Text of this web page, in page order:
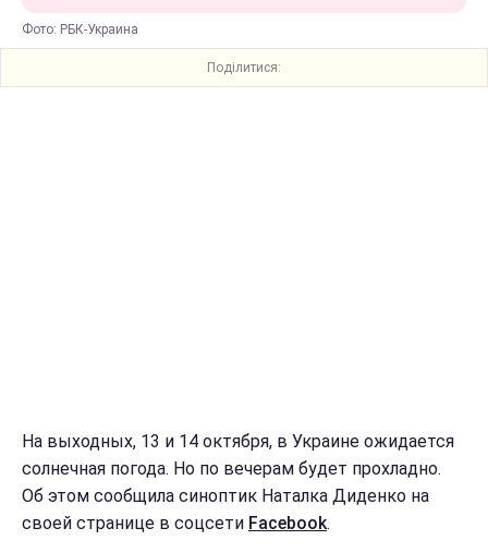
Фото: РБК-Украина
Поділитися:
На выходных, 13 и 14 октября, в Украине ожидается
солнечная погода. Но по вечерам будет прохладно.
Об этом сообщила синоптик Наталка Диденко на
своей странице в соцсети Facebook.